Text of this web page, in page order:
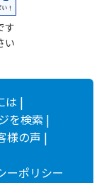
す
い
は |
を検索 |
様の声 |
ーポリシー